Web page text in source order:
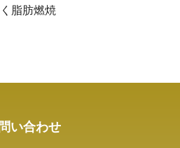
脂肪燃焼
い合わせ